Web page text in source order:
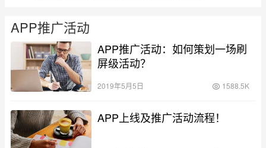
广告 元宇宙
360 百度
最右 神马 谷歌 Facebook Tiktok
YouTube
卖货 脚本
涨粉 广告 推广 方案 策划 案例
数据 拉新
APP推广活动
APP推广活动：如何策划一场刷
屏级活动？
2019年5月5日 1588.5K
APP上线及推广活动流程！